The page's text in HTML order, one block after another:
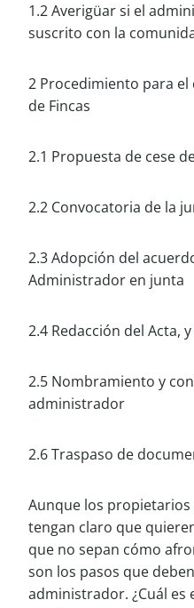
1.2 Averigüar si el
suscrito con la
2 Procedimiento para
de Fincas
2.1 Propuesta de cese
2.2 Convocatoria de la
2.3 Adopción del
Administrador en junta
2.4 Redacción del Acta,
2.5 Nombramiento y
administrador
2.6 Traspaso de
Aunque los
tengan claro que
que no sepan cómo
son los pasos que
administrador. ¿Cuál